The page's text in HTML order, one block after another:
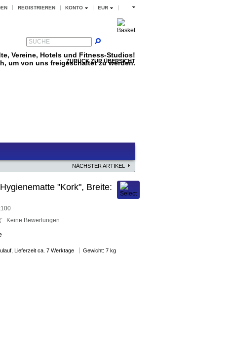
EUR
KONTO
REGISTRIEREN
SUCHE
Vereine, Hotels und Fitness-Studios!
um von uns freigeschaltet zu werden.
ZURÜCK ZUR ÜBERSICHT
NÄCHSTER ARTIKEL
"Kork", Breite:
Keine Bewertungen
Lieferzeit ca. 7 Werktage Gewicht: 7 kg